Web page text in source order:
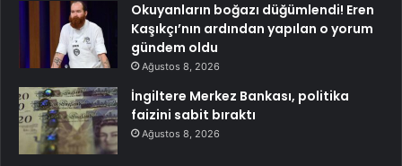
Okuyanların boğazı düğümlendi! Eren
Kaşıkçı’nın ardından yapılan o yorum
gündem oldu
Ağustos 8, 2026
İngiltere Merkez Bankası, politika
faizini sabit bıraktı
Ağustos 8, 2026